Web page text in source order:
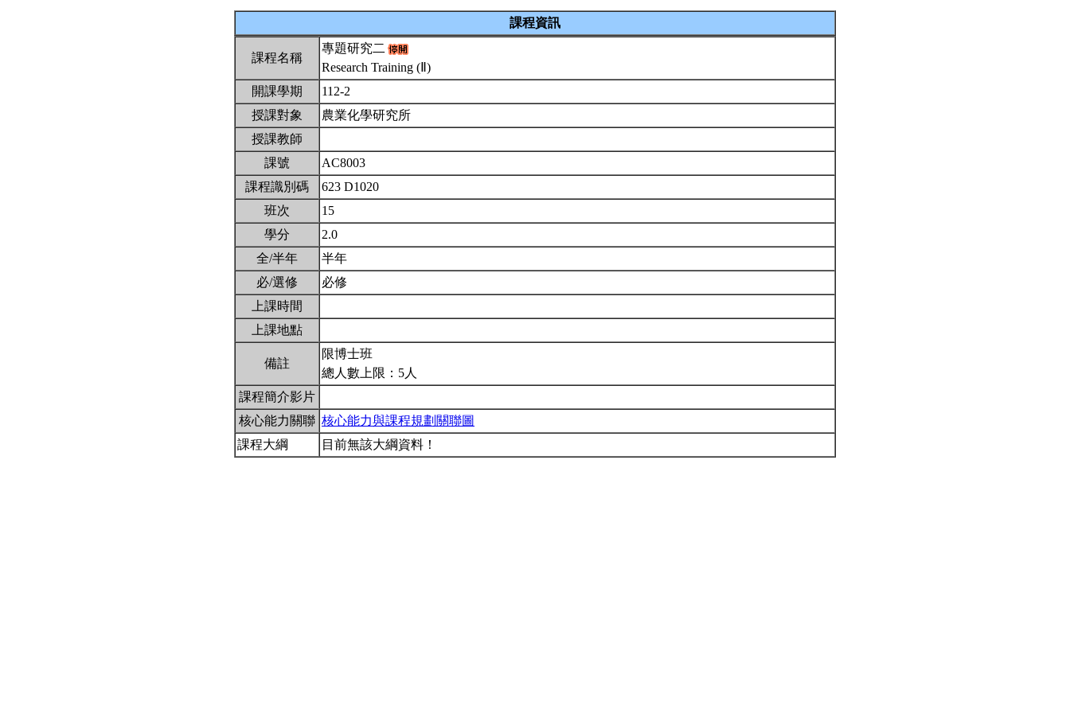
課程資訊
課程名稱
專題研究二
Research Training (Ⅱ)
開課學期
112-2
授課對象
農業化學研究所
授課教師
課號
AC8003
課程識別碼
623 D1020
班次
15
學分
2.0
全/半年
半年
必/選修
必修
上課時間
上課地點
備註
限博士班
總人數上限：5人
課程簡介影片
核心能力關聯 核心能力與課程規劃關聯圖
課程大綱
目前無該大綱資料！